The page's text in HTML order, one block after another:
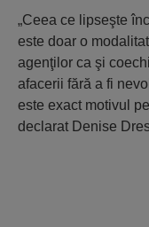
„Ceea ce lipseşte
este doar o
agenţilor ca şi
afacerii fără a fi
este exact motivul
declarat Denise